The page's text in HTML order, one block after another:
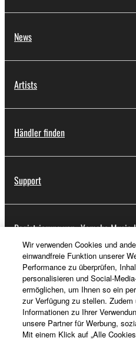
News
Artists
Händler finden
Support
Registrierung von „Yamaha Music
Über Yamaha
Österreich - German
Wir verwenden Cookies und
einwandfreie Funktion unserer
Performance zu überprüfen,
personalisieren und Social-
ermöglichen, um Ihnen so ein
zur Verfügung zu stellen.
Informationen zu Ihrer
unsere Partner für Werbung,
Mit einem Klick auf „Alle